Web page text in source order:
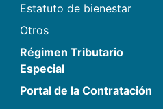
Estatuto de bienestar
Otros
Régimen Tributario
Especial
Portal de la Contratación